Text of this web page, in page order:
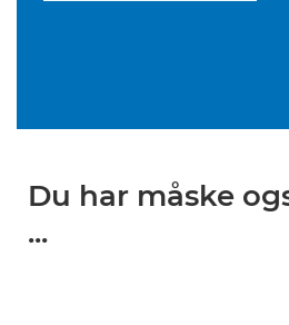
Du har måske
...